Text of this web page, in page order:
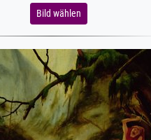
Bild wählen